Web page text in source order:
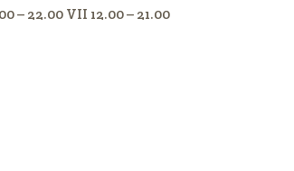
– 22.00 VII 12.00 – 21.00